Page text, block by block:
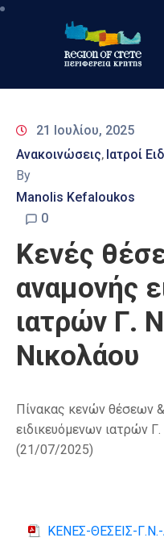
Περιφέρεια
&
Δράσεις
Ψηφιακές
Υπηρεσίες
21 Ιουλίου, 2025
Ανακοινώσεις‚ Ιατροί
By
Manolis Kefaloukos
0
Κενές
αναμονής
ιατρών Γ.
Νικολάου
Πίνακας κενών θέσεων
ειδικευόμενων ιατρών
(21/07/2025)
ΚΕΝΕΣ-ΘΕΣΕΙΣ-